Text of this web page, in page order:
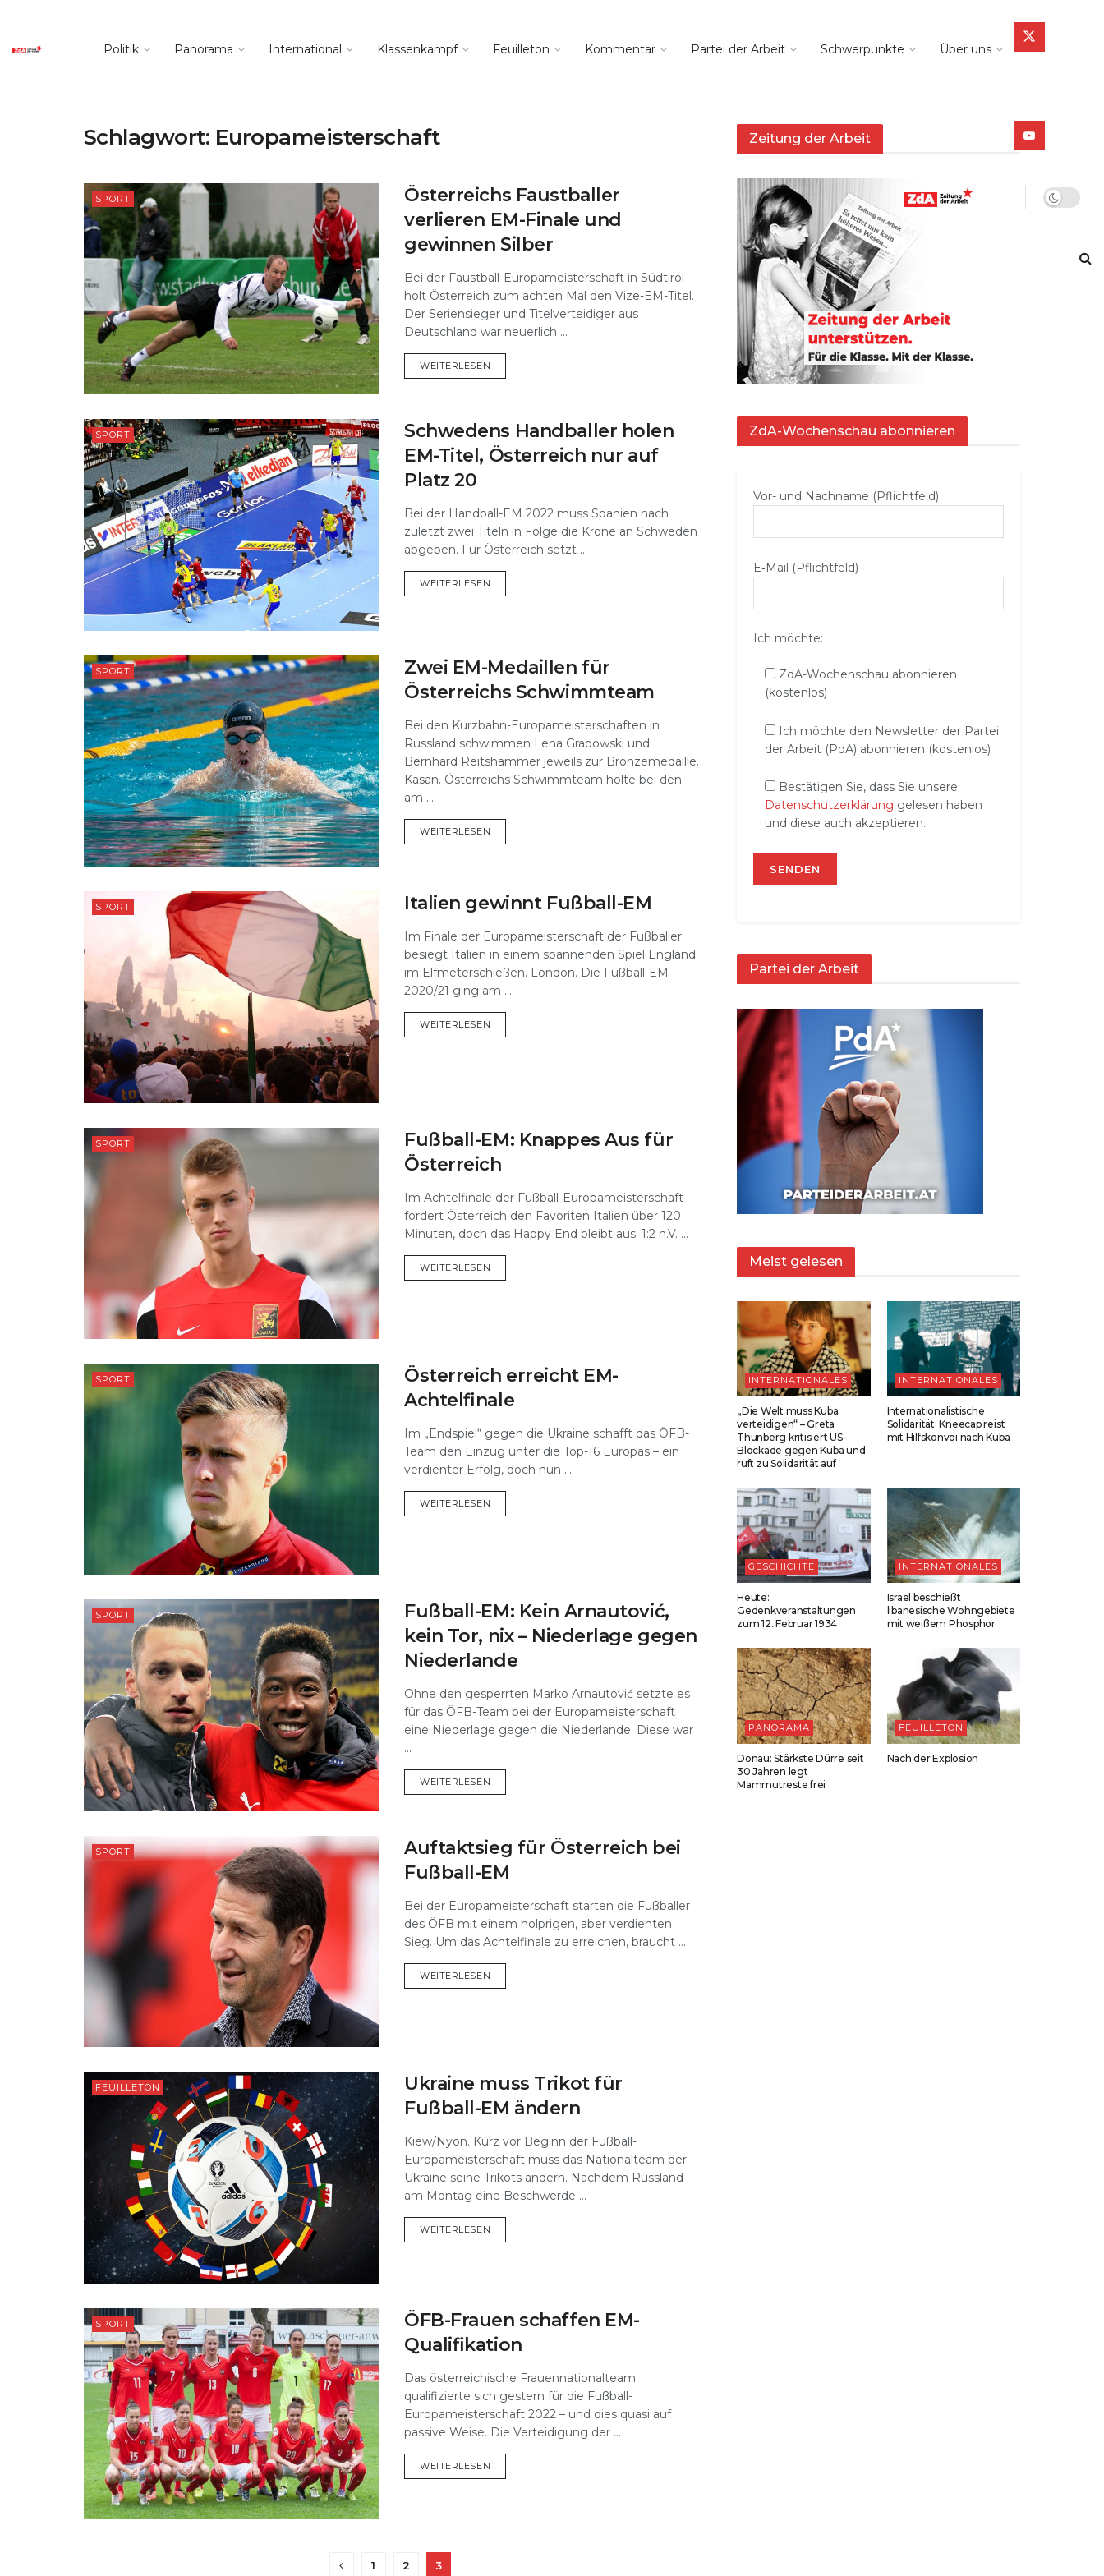
Politik Panorama International Klassenkampf Feuilleton Kommentar Partei der Arbeit Schwerpunkte Über uns
Schlagwort: Europameisterschaft
SPORT
Österreichs Faustballer
verlieren EM-Finale und
gewinnen Silber
Bei der Faustball-Europameisterschaft in Südtirol
holt Österreich zum achten Mal den Vize-EM-Titel.
Der Seriensieger und Titelverteidiger aus
Deutschland war neuerlich ...
WEITERLESEN
SPORT
Schwedens Handballer holen
EM-Titel, Österreich nur auf
Platz 20
Bei der Handball-EM 2022 muss Spanien nach
zuletzt zwei Titeln in Folge die Krone an Schweden
abgeben. Für Österreich setzt ...
WEITERLESEN
SPORT
Zwei EM-Medaillen für
Österreichs Schwimmteam
Bei den Kurzbahn-Europameisterschaften in
Russland schwimmen Lena Grabowski und
Bernhard Reitshammer jeweils zur Bronzemedaille.
Kasan. Österreichs Schwimmteam holte bei den
am ...
WEITERLESEN
SPORT Italien gewinnt Fußball-EM
Im Finale der Europameisterschaft der Fußballer
besiegt Italien in einem spannenden Spiel England
im Elfmeterschießen. London. Die Fußball-EM
2020/21 ging am ...
WEITERLESEN
SPORT
Fußball-EM: Knappes Aus für
Österreich
Im Achtelfinale der Fußball-Europameisterschaft
fordert Österreich den Favoriten Italien über 120
Minuten, doch das Happy End bleibt aus: 1:2 n.V. ...
WEITERLESEN
SPORT
Österreich erreicht EM-
Achtelfinale
Im „Endspiel“ gegen die Ukraine schafft das ÖFB-
Team den Einzug unter die Top-16 Europas – ein
verdienter Erfolg, doch nun ...
WEITERLESEN
SPORT
Fußball-EM: Kein Arnautović,
kein Tor, nix – Niederlage gegen
Niederlande
Ohne den gesperrten Marko Arnautović setzte es
für das ÖFB-Team bei der Europameisterschaft
eine Niederlage gegen die Niederlande. Diese war
...
WEITERLESEN
SPORT
Auftaktsieg für Österreich bei
Fußball-EM
Bei der Europameisterschaft starten die Fußballer
des ÖFB mit einem holprigen, aber verdienten
Sieg. Um das Achtelfinale zu erreichen, braucht ...
WEITERLESEN
FEUILLETON
Ukraine muss Trikot für
Fußball-EM ändern
Kiew/Nyon. Kurz vor Beginn der Fußball-
Europameisterschaft muss das Nationalteam der
Ukraine seine Trikots ändern. Nachdem Russland
am Montag eine Beschwerde ...
WEITERLESEN
SPORT
ÖFB-Frauen schaffen EM-
Qualifikation
Das österreichische Frauennationalteam
qualifizierte sich gestern für die Fußball-
Europameisterschaft 2022 – und dies quasi auf
passive Weise. Die Verteidigung der ...
WEITERLESEN
1 2 3
Zeitung der Arbeit
ZdA-Wochenschau abonnieren
Vor- und Nachname (Pflichtfeld)
E‑Mail (Pflichtfeld)
Ich möchte:
ZdA-Wochenschau abonnieren
(kostenlos)
Ich möchte den Newsletter der Partei
der Arbeit (PdA) abonnieren (kostenlos)
Bestätigen Sie, dass Sie unsere
Datenschutzerklärung gelesen haben
und diese auch akzeptieren.
Partei der Arbeit
Meist gelesen
INTERNATIONALES
„Die Welt muss Kuba
verteidigen“ – Greta
Thunberg kritisiert US-
Blockade gegen Kuba und
ruft zu Solidarität auf
INTERNATIONALES
Internationalistische
Solidarität: Kneecap reist
mit Hilfskonvoi nach Kuba
GESCHICHTE
Heute:
Gedenkveranstaltungen
zum 12. Februar 1934
INTERNATIONALES
Israel beschießt
libanesische Wohngebiete
mit weißem Phosphor
PANORAMA
Donau: Stärkste Dürre seit
30 Jahren legt
Mammutreste frei
FEUILLETON
Nach der Explosion